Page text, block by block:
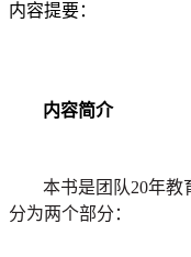
内容提要：
内容简介
本书是团队20年教
分为两个部分：